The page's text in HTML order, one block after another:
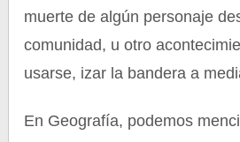
muerte de algún personaje
comunidad, u otro
usarse, izar la bandera a
En Geografía, podemos